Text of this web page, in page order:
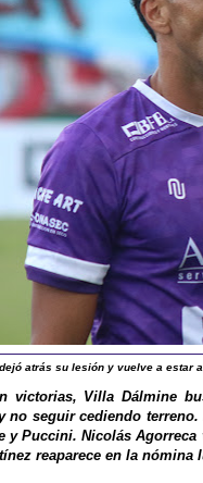
atrás su lesión y vuelve a estar
victorias, Villa Dálmine
no seguir cediendo
y Puccini. Nicolás
reaparece en la